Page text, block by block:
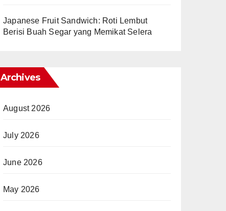
Japanese Fruit Sandwich: Roti Lembut
Berisi Buah Segar yang Memikat Selera
Archives
August 2026
July 2026
June 2026
May 2026